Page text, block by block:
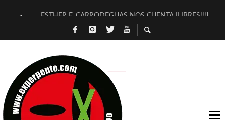
ESTHER F. CARRODEGUAS NOS CUENTA [LIBRES!!!]
[TERRA DE GUAPES] DE SANDRA MONFORT
TIMBRE 4, LA ESCUELA DEL DIRECTOR TEATRAL CLAUDIO
30 AÑOS (NO ES NADA) DE LA KATARSIS DEL TOMATAZO
MILITARES JUDÍAS EN #EXVITA